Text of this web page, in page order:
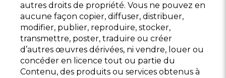
autres droits de propriété. Vous ne pouvez en
aucune façon copier, diffuser, distribuer,
modifier, publier, reproduire, stocker,
transmettre, poster, traduire ou créer
d’autres œuvres dérivées, ni vendre, louer ou
concéder en licence tout ou partie du
Contenu, des produits ou services obtenus à